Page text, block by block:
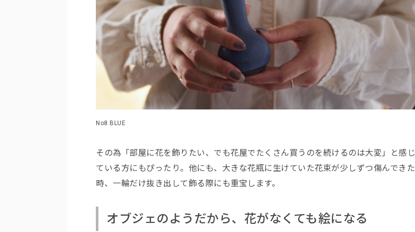
No8 BLUE
その為「部屋に花を飾りたい、でも花屋でたくさん買うのを続けるのは大変」と感じ
ている方にもぴったり。他にも、大きな花瓶に生けていた花束が少しずつ傷んできた
時、一輪だけ抜き出して飾る際にも重宝します。
オブジェのようだから、花がなくても絵になる